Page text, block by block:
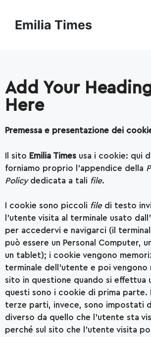
Emilia Times
Add Your
Here
Premessa e presentazione dei
Il sito Emilia Times usa i cookie: qui
forniamo proprio l’appendice della
Policydedicata a tali file.
I cookie sono piccoli file di testo
l’utente visita al terminale usato
per accedervi e navigarci (il
può essere un Personal Computer,
un tablet); i cookie vengono
terminale dell’utente e poi vengono
sito in questione quando si effettua
questi sono i cookie di prima parte.
terze parti, invece, sono impostati
diverso da quello che l’utente sta
perché sul sito che l’utente visita